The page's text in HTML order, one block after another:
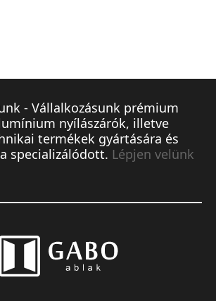
- Vállalkozásunk prémium
nyílászárók, illetve
termékek gyártására és
specializálódott. Lépjen velünk